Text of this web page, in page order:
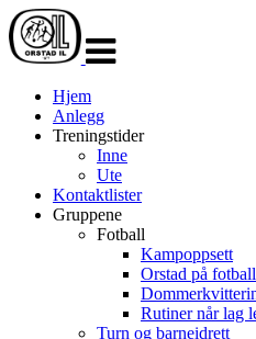
navigasjon
Hjem
Anlegg
Treningstider
Inne
Ute
Kontaktlister
Gruppene
Fotball
Kampoppsett
Orstad på
Rutiner når lag
Turn og barneidrett